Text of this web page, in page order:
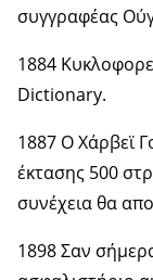
συγγραφέας
1884
Dictionary.
1887 Ο Χάρβεϊ
έκτασης 500
συνέχεια θα
1898 Σαν